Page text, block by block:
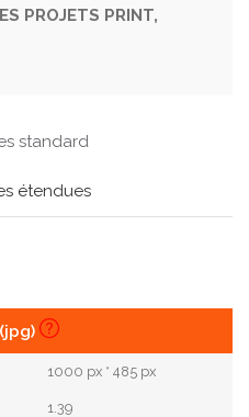
Partie Projet
Milieu
Bleu
PROJETS PRINT,
standard
étendues
(jpg)
1000 px * 485 px
1.39